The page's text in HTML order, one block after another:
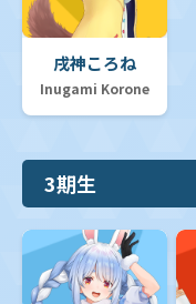
戌神ころね
Inugami Korone
3期生